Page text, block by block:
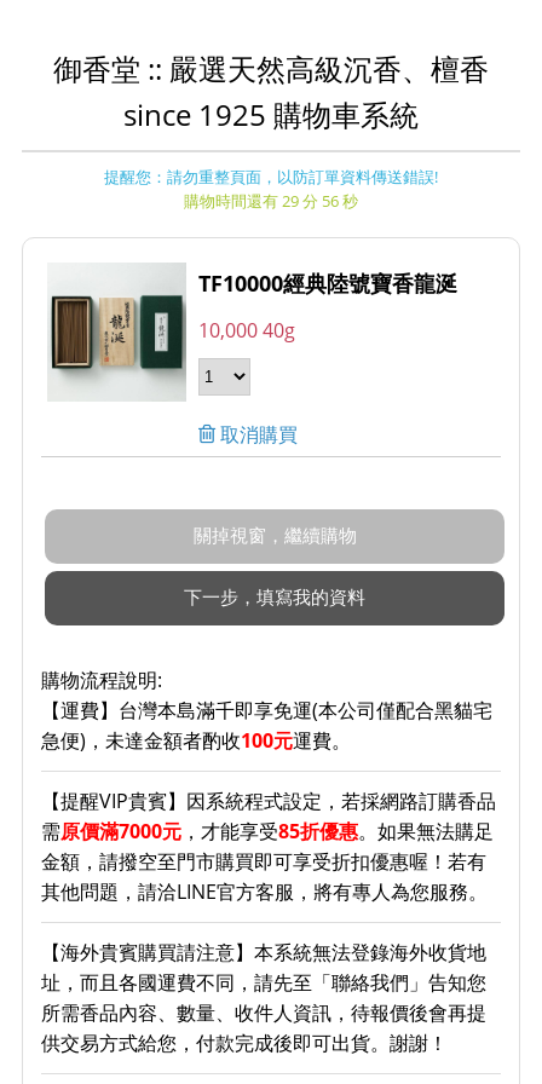
御香堂 :: 嚴選天然高級沉香、檀香
since 1925 購物車系統
提醒您：請勿重整頁面，以防訂單資料傳送錯誤!
購物時間還有 29 分 56 秒
TF10000經典陸號寶香龍涎
10,000 40g
取消購買
購物流程說明:
【運費】台灣本島滿千即享免運(本公司僅配合黑貓宅
急便)，未達金額者酌收100元運費。
【提醒VIP貴賓】因系統程式設定，若採網路訂購香品
需原價滿7000元 ，才能享受85折優惠。如果無法購足
金額，請撥空至門市購買即可享受折扣優惠喔！若有
其他問題，請洽LINE官方客服，將有專人為您服務。
【海外貴賓購買請注意】本系統無法登錄海外收貨地
址，而且各國運費不同，請先至「聯絡我們」告知您
所需香品內容、數量、收件人資訊，待報價後會再提
供交易方式給您，付款完成後即可出貨。謝謝！